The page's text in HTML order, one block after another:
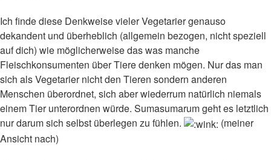
Ich finde diese Denkweise vieler Vegetarier genauso
dekandent und überheblich (allgemein bezogen, nicht speziell
auf dich) wie möglicherweise das was manche
Fleischkonsumenten über Tiere denken mögen. Nur das man
sich als Vegetarier nicht den Tieren sondern anderen
Menschen überordnet, sich aber wiederrum natürlich niemals
einem Tier unterordnen würde. Sumasumarum geht es letztlich
nur darum sich selbst überlegen zu fühlen.
(meiner
Ansicht nach)